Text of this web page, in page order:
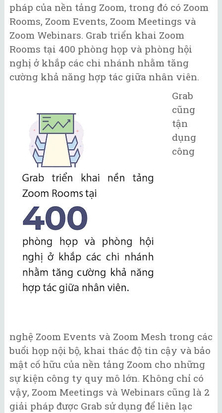
pháp của nền tảng Zoom, trong đó có Zoom
Rooms, Zoom Events, Zoom Meetings và
Zoom Webinars. Grab triển khai Zoom
Rooms tại 400 phòng họp và phòng hội
nghị ở khắp các chi nhánh nhằm tăng
cường khả năng hợp tác giữa nhân viên.
Grab
cũng
tận
dụng
công
nghệ Zoom Events và Zoom Mesh trong các
buổi họp nội bộ, khai thác độ tin cậy và bảo
mật cố hữu của nền tảng Zoom cho những
sự kiện công ty quy mô lớn. Không chỉ có
vậy, Zoom Meetings và Webinars cũng là 2
giải pháp được Grab sử dụng để liên lạc